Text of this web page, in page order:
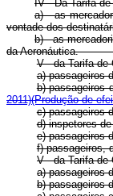
IV - Da
a) - as
vontade dos
b) - as
da
V - da Tarifa
a)
b)
2011)(Produção de
c)
d)
e) passageiros
f)
V - da Tarifa
a)
b)